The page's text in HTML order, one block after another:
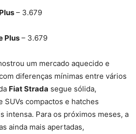
– 3.679
Plus – 3.679
um mercado aquecido e
diferenças mínimas entre vários
Fiat Strada segue sólida,
SUVs compactos e hatches
intensa. Para os próximos meses, a
ainda mais apertadas,